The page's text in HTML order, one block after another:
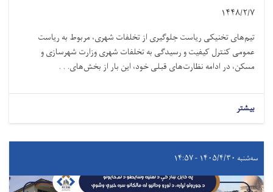
۱۴۴۸/۲/۷
تیم‌های تخنیکی ریاست جلوگیری از تخلفات شهری، مربوط به ریاست
عمومی کنترل کیفیت و رسیدگی به تخلفات شهری وزارت شهرسازی و
مسکن، در ادامه نظارت‌های قبلی خود، این بار از بخش‌های. . .
بیشتر
سه‌شنبه ۱۴۰۵/۴/۳۰ - ۱۴:۵۷